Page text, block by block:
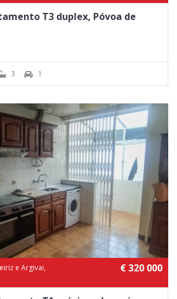
T3 duplex, Póvoa de
3 1
e Argivai,
€ 320 000